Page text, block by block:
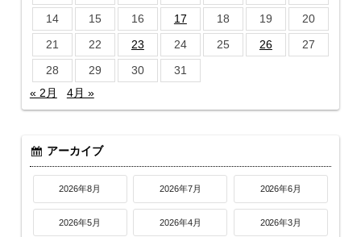
14
15 16 17 18 19
20
21
22 23 24 25 26
27
28
29 30
31
« 2月
4月 »
アーカイブ
2026年8月 2026年7月 2026年6月
2026年5月 2026年4月 2026年3月